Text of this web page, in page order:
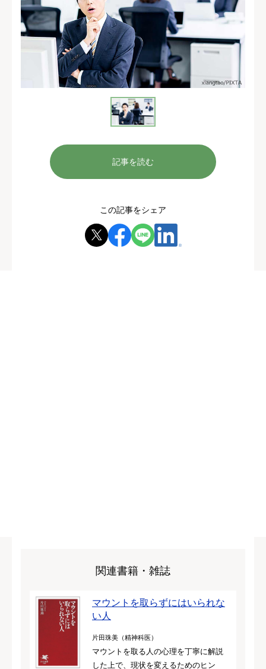
記事を読む
この記事をシェア
関連書籍・雑誌
マウントを取らずにはいられな
い人
片田珠美（精神科医）
マウントを取る人の心理を丁寧に解説
した上で、現状を変えるためのヒン